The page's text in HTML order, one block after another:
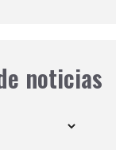
noticias